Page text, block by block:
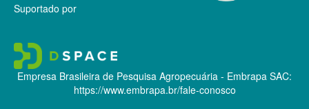
Suportado por
Empresa Brasileira de Pesquisa Agropecuária - Embrapa SAC:
https://www.embrapa.br/fale-conosco